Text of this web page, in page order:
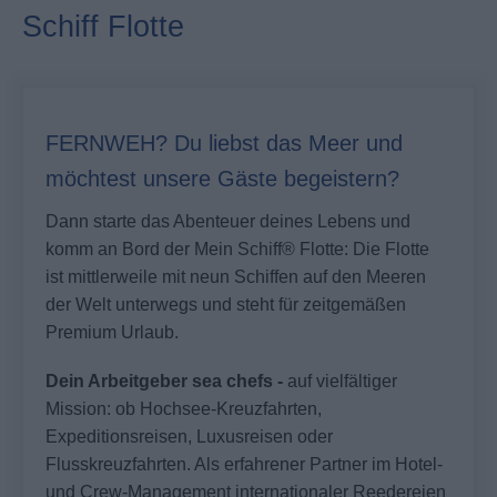
Schiff Flotte
FERNWEH? Du liebst das Meer und
möchtest unsere Gäste begeistern?
Dann starte das Abenteuer deines Lebens und
komm an Bord der Mein Schiff® Flotte: Die Flotte
ist mittlerweile mit neun Schiffen auf den Meeren
der Welt unterwegs und steht für zeitgemäßen
Premium Urlaub.
Dein Arbeitgeber sea chefs - auf vielfältiger
Mission: ob Hochsee-Kreuzfahrten,
Expeditionsreisen, Luxusreisen oder
Flusskreuzfahrten. Als erfahrener Partner im Hotel-
und Crew-Management internationaler Reedereien